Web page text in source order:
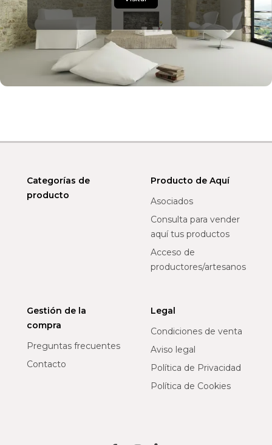
Categorías de
producto
Producto de Aquí
Asociados
Consulta para vender
aquí tus productos
Acceso de
productores/artesanos
Gestión de la
compra
Preguntas frecuentes
Contacto
Legal
Condiciones de venta
Aviso legal
Política de Privacidad
Política de Cookies